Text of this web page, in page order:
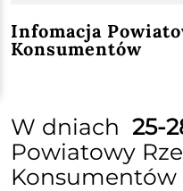
Infomacja
Konsumentów
W dniach25-
Powiatowy